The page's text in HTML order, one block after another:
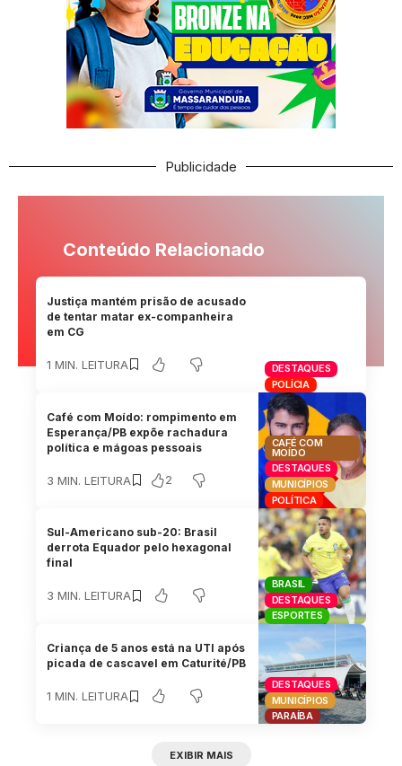
Publicidade
Conteúdo Relacionado
DESTAQUES
POLÍCIA
Justiça mantém prisão de acusado
de tentar matar ex-companheira
em CG
1 MIN. LEITURA
CAFÉ COM
MOÍDO
DESTAQUES
MUNICÍPIOS
POLÍTICA
Café com Moído: rompimento em
Esperança/PB expõe rachadura
política e mágoas pessoais
3 MIN. LEITURA 2
BRASIL
DESTAQUES
ESPORTES
Sul-Americano sub-20: Brasil
derrota Equador pelo hexagonal
final
3 MIN. LEITURA
DESTAQUES
MUNICÍPIOS
PARAÍBA
Criança de 5 anos está na UTI após
picada de cascavel em Caturité/PB
1 MIN. LEITURA
EXIBIR MAIS